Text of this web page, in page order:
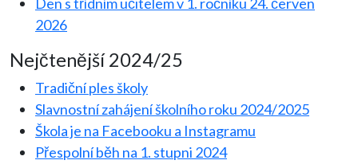
Den s třídním učitelem v 1. ročníku 24. červen
2026
Nejčtenější 2024/25
Tradiční ples školy
Slavnostní zahájení školního roku 2024/2025
Škola je na Facebooku a Instagramu
Přespolní běh na 1. stupni 2024